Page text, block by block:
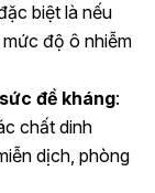
biệt là nếu
độ ô nhiễm
đề kháng:
chất dinh
dịch, phòng